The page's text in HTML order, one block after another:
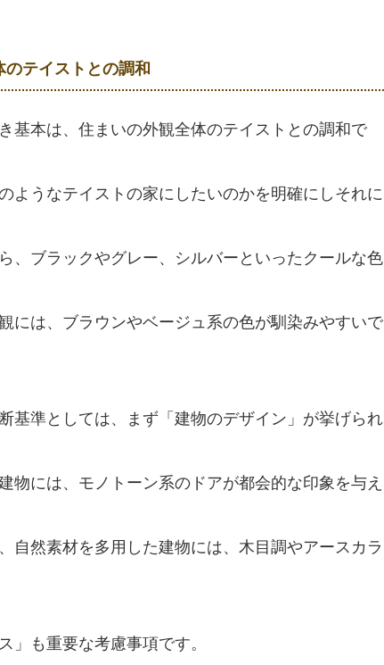
テイストとの調和
基本は、住まいの外観全体のテイストとの調和で
ようなテイストの家にしたいのかを明確にしそれに
、ブラックやグレー、シルバーといったクールな色
には、ブラウンやベージュ系の色が馴染みやすいで
基準としては、まず「建物のデザイン」が挙げられ
物には、モノトーン系のドアが都会的な印象を与え
自然素材を多用した建物には、木目調やアースカラ
」も重要な考慮事項です。